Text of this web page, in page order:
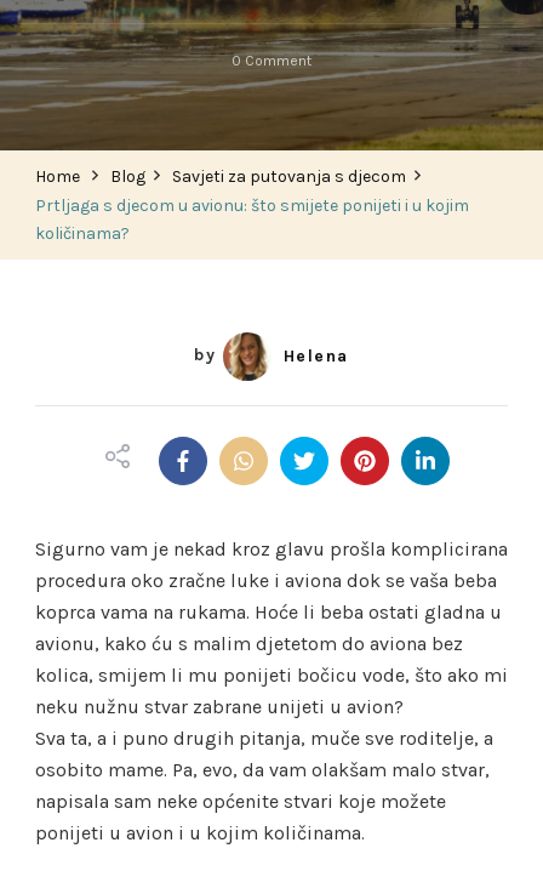
0 Commenton
Prtljaga
u
avionu:
što
Home Blog
Savjeti za putovanja s djecom
Prtljaga s djecom u avionu: što smijete ponijeti i u kojim
količinama?
by Helena
Sigurno vam je nekad kroz glavu prošla komplicirana
procedura oko zračne luke i aviona dok se vaša beba
koprca vama na rukama. Hoće li beba ostati gladna u
avionu, kako ću s malim djetetom do aviona bez
kolica, smijem li mu ponijeti bočicu vode, što ako mi
neku nužnu stvar zabrane unijeti u avion?
Sva ta, a i puno drugih pitanja, muče sve roditelje, a
osobito mame. Pa, evo, da vam olakšam malo stvar,
napisala sam neke općenite stvari koje možete
ponijeti u avion i u kojim količinama.